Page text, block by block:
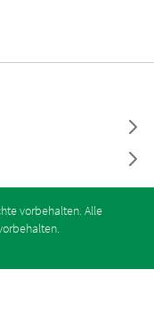
vorbehalten. Alle